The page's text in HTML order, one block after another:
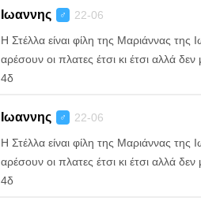
Ιωαννης ♂ 22-06
Η Στέλλα είναι φίλη της Μαριάννας
αρέσουν οι πλατες έτσι κι έτσι αλλά
4δ
Ιωαννης ♂ 22-06
Η Στέλλα είναι φίλη της Μαριάννας
αρέσουν οι πλατες έτσι κι έτσι αλλά
4δ